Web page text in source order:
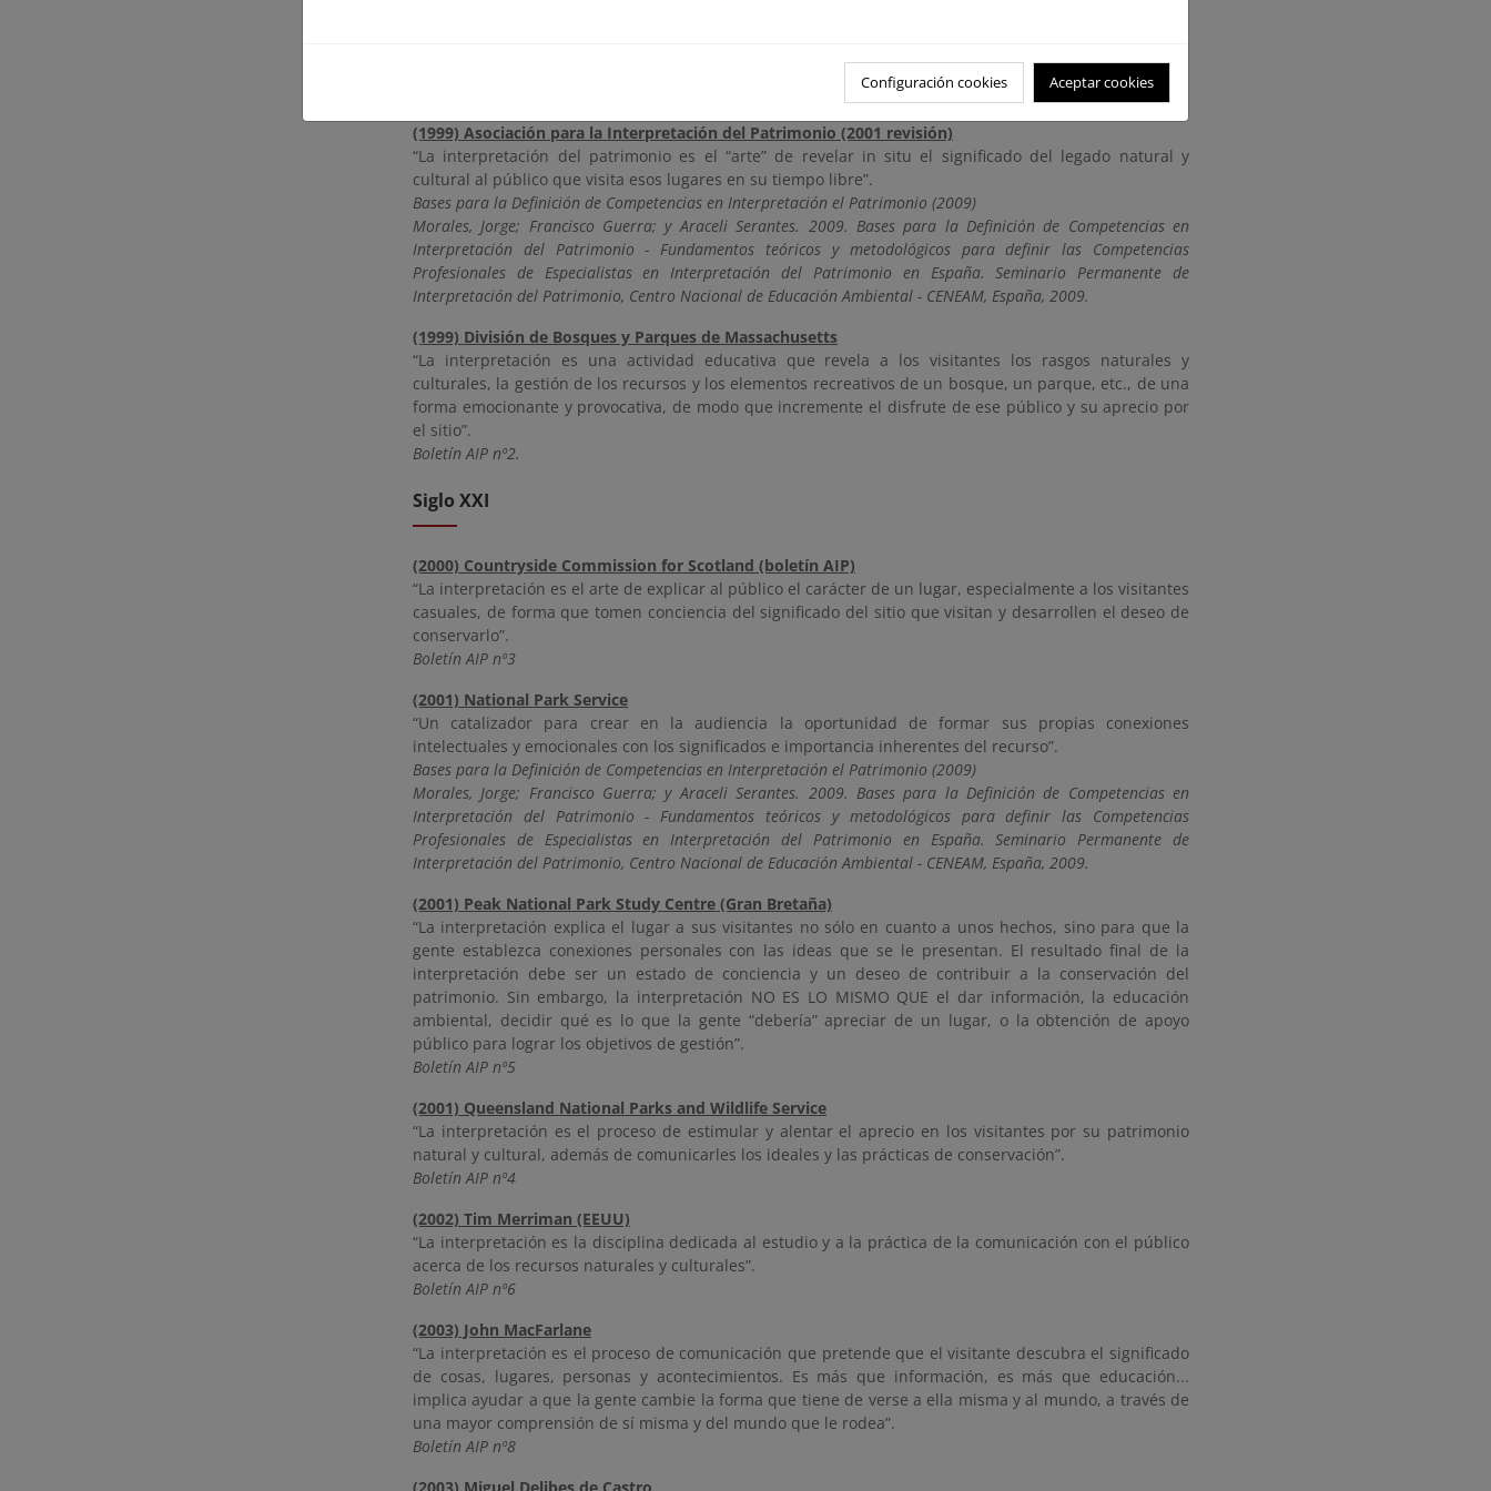
recreativa del visitante, y para inspirar, de una forma agradable, un mayor aprecio por el recurso”.
(1999) Asociación para la Interpretación del Patrimonio (2001 revisión)
“La interpretación del patrimonio es el “arte” de revelar in situ el significado del legado natural y
cultural al público que visita esos lugares en su tiempo libre”.
Bases para la Definición de Competencias en Interpretación el Patrimonio (2009)
Morales, Jorge; Francisco Guerra; y Araceli Serantes. 2009. Bases para la Definición de Competencias en
Interpretación del Patrimonio - Fundamentos teóricos y metodológicos para definir las Competencias
Profesionales de Especialistas en Interpretación del Patrimonio en España. Seminario Permanente de
Interpretación del Patrimonio, Centro Nacional de Educación Ambiental - CENEAM, España, 2009.
(1999) División de Bosques y Parques de Massachusetts
“La interpretación es una actividad educativa que revela a los visitantes los rasgos naturales y
culturales, la gestión de los recursos y los elementos recreativos de un bosque, un parque, etc., de una
forma emocionante y provocativa, de modo que incremente el disfrute de ese público y su aprecio por
el sitio”.
Boletín AIP nº2.
Siglo XXI
(2000) Countryside Commission for Scotland (boletín AIP)
“La interpretación es el arte de explicar al público el carácter de un lugar, especialmente a los visitantes
casuales, de forma que tomen conciencia del significado del sitio que visitan y desarrollen el deseo de
conservarlo”.
Boletín AIP nº3
(2001) National Park Service
“Un catalizador para crear en la audiencia la oportunidad de formar sus propias conexiones
intelectuales y emocionales con los significados e importancia inherentes del recurso”.
Bases para la Definición de Competencias en Interpretación el Patrimonio (2009)
Morales, Jorge; Francisco Guerra; y Araceli Serantes. 2009. Bases para la Definición de Competencias en
Interpretación del Patrimonio - Fundamentos teóricos y metodológicos para definir las Competencias
Profesionales de Especialistas en Interpretación del Patrimonio en España. Seminario Permanente de
Interpretación del Patrimonio, Centro Nacional de Educación Ambiental - CENEAM, España, 2009.
(2001) Peak National Park Study Centre (Gran Bretaña)
“La interpretación explica el lugar a sus visitantes no sólo en cuanto a unos hechos, sino para que la
gente establezca conexiones personales con las ideas que se le presentan. El resultado final de la
interpretación debe ser un estado de conciencia y un deseo de contribuir a la conservación del
patrimonio. Sin embargo, la interpretación NO ES LO MISMO QUE el dar información, la educación
ambiental, decidir qué es lo que la gente “debería” apreciar de un lugar, o la obtención de apoyo
público para lograr los objetivos de gestión”.
Boletín AIP nº5
(2001) Queensland National Parks and Wildlife Service
“La interpretación es el proceso de estimular y alentar el aprecio en los visitantes por su patrimonio
natural y cultural, además de comunicarles los ideales y las prácticas de conservación”.
Boletín AIP nº4
(2002) Tim Merriman (EEUU)
“La interpretación es la disciplina dedicada al estudio y a la práctica de la comunicación con el público
acerca de los recursos naturales y culturales”.
Boletín AIP nº6
(2003) John MacFarlane
“La interpretación es el proceso de comunicación que pretende que el visitante descubra el significado
de cosas, lugares, personas y acontecimientos. Es más que información, es más que educación...
implica ayudar a que la gente cambie la forma que tiene de verse a ella misma y al mundo, a través de
una mayor comprensión de sí misma y del mundo que le rodea”.
Boletín AIP nº8
Configuración cookies Aceptar cookies